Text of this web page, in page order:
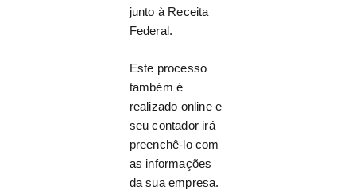
junto à Receita
Federal.
Este processo
também é
realizado online e
seu contador irá
preenchê-lo com
as informações
da sua empresa.